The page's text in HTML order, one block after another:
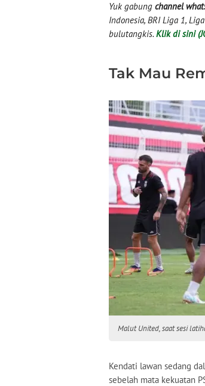
Yuk gabung channel
Indonesia, BRI Liga 1,
bulutangkis. Klik di sini
Tak Mau
Malut United, saat sesi
Kendati lawan sedang
sebelah mata kekuatan